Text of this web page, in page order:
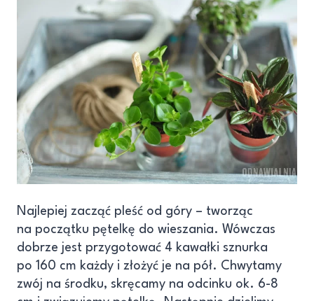
Najlepiej zacząć pleść od góry – tworząc
na początku pętelkę do wieszania. Wówczas
dobrze jest przygotować 4 kawałki sznurka
po 160 cm każdy i złożyć je na pół. Chwytamy
zwój na środku, skręcamy na odcinku ok. 6-8